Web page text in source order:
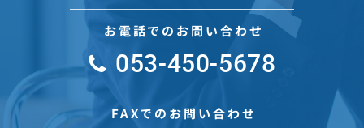
お電話でのお問い合わせ
053-450-5678
FAXでのお問い合わせ